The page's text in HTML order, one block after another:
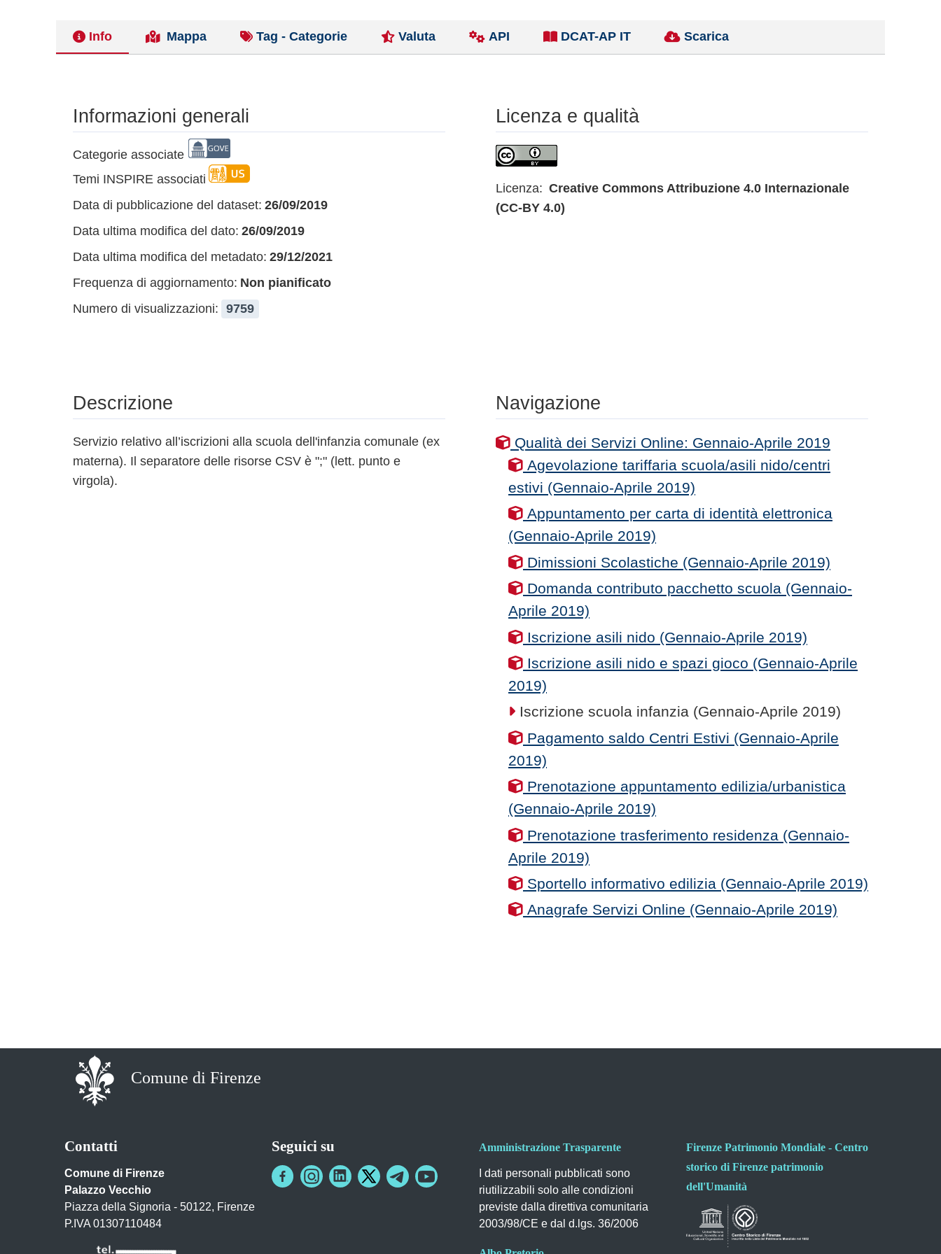
Info Mappa Tag - Categorie Valuta API DCAT-AP IT Scarica
Informazioni generali
Categorie associate
Temi INSPIRE associati
Data di pubblicazione del dataset: 26/09/2019
Data ultima modifica del dato: 26/09/2019
Data ultima modifica del metadato: 29/12/2021
Frequenza di aggiornamento: Non pianificato
Numero di visualizzazioni: 9759
Licenza e qualità
Licenza: Creative Commons Attribuzione 4.0 Internazionale
(CC-BY 4.0)
Descrizione
Servizio relativo all’iscrizioni alla scuola dell'infanzia comunale (ex
materna). Il separatore delle risorse CSV è ";" (lett. punto e
virgola).
Navigazione
Qualità dei Servizi Online: Gennaio-Aprile 2019
Agevolazione tariffaria scuola/asili nido/centri
estivi (Gennaio-Aprile 2019)
Appuntamento per carta di identità elettronica
(Gennaio-Aprile 2019)
Dimissioni Scolastiche (Gennaio-Aprile 2019)
Domanda contributo pacchetto scuola (Gennaio-
Aprile 2019)
Iscrizione asili nido (Gennaio-Aprile 2019)
Iscrizione asili nido e spazi gioco (Gennaio-Aprile
2019)
Iscrizione scuola infanzia (Gennaio-Aprile 2019)
Pagamento saldo Centri Estivi (Gennaio-Aprile
2019)
Prenotazione appuntamento edilizia/urbanistica
(Gennaio-Aprile 2019)
Prenotazione trasferimento residenza (Gennaio-
Aprile 2019)
Sportello informativo edilizia (Gennaio-Aprile 2019)
Anagrafe Servizi Online (Gennaio-Aprile 2019)
Comune di Firenze
Contatti
Comune di Firenze
Palazzo Vecchio
Piazza della Signoria - 50122, Firenze
P.IVA 01307110484
Seguici su Amministrazione Trasparente
I dati personali pubblicati sono
riutilizzabili solo alle condizioni
previste dalla direttiva comunitaria
2003/98/CE e dal d.lgs. 36/2006
Firenze Patrimonio Mondiale - Centro
storico di Firenze patrimonio
dell'Umanità